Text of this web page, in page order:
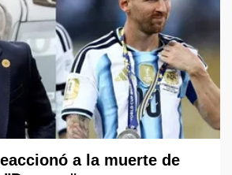
a la muerte de